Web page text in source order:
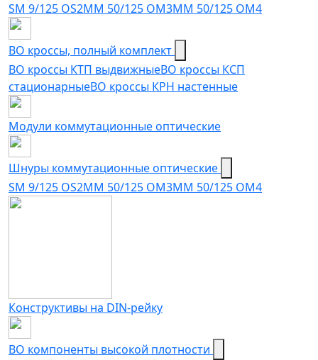
SM 9/125 OS2MM 50/125 OM3MM 50/125 OM4
ВО кроссы, полный комплект
ВО кроссы КТП выдвижныеВО кроссы КСП
стационарныеВО кроссы КРН настенные
Модули коммутационные оптические
Шнуры коммутационные оптические
SM 9/125 OS2MM 50/125 OM3MM 50/125 OM4
Конструктивы на DIN-рейку
ВО компоненты высокой плотности